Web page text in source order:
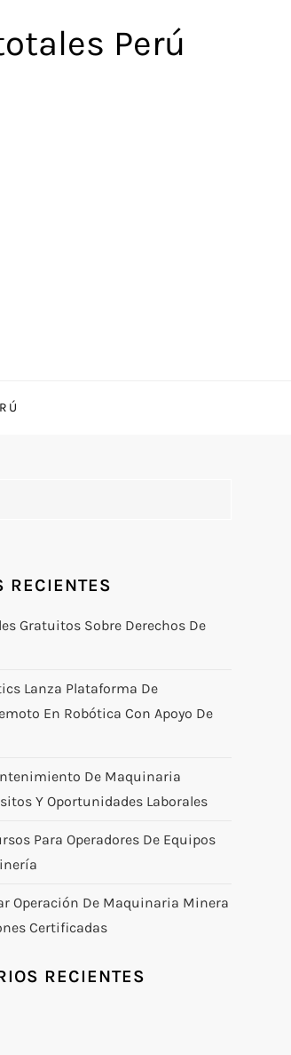
Perú
RECIENTES
Gratuitos Sobre Derechos De
Lanza Plataforma De
En Robótica Con Apoyo De
De Maquinaria
Y Oportunidades Laborales
Para Operadores De Equipos
Operación De Maquinaria Minera
Certificadas
RECIENTES